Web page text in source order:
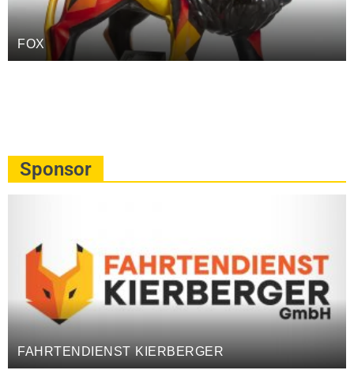
FOX
Sponsor
FAHRTENDIENST KIERBERGER